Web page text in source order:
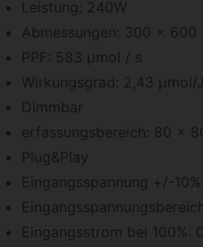
Leistung: 240W
Abmessungen: 300 x 600
PPF: 583 μmol / s
Wirkungsgrad: 2,43 μmol/J
Dimmbar
erfassungsbereich: 80 x
Plug&Play
Eingangsspannung +/-
Eingangsstrom bei 100%: